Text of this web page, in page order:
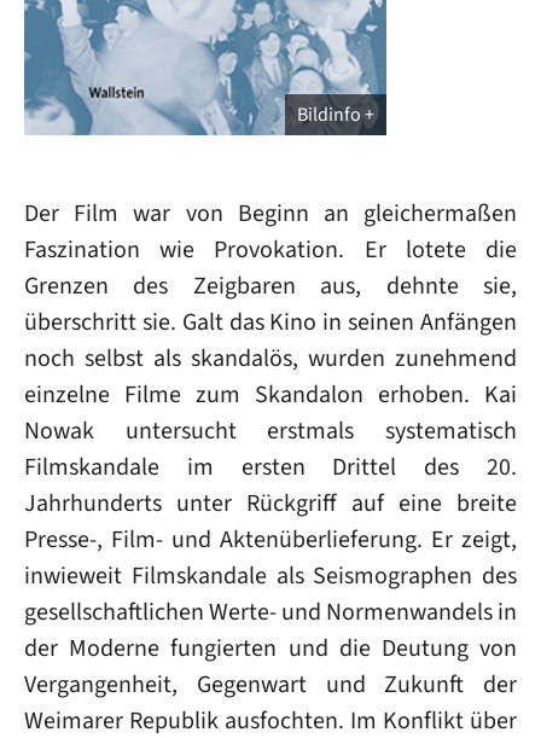
Bildinfo
Der Film war von Beginn an gleichermaßen
Faszination wie Provokation. Er lotete die
Grenzen des Zeigbaren aus, dehnte sie,
überschritt sie. Galt das Kino in seinen Anfängen
noch selbst als skandalös, wurden zunehmend
einzelne Filme zum Skandalon erhoben. Kai
Nowak untersucht erstmals systematisch
Filmskandale im ersten Drittel des 20.
Jahrhunderts unter Rückgriff auf eine breite
Presse-, Film- und Aktenüberlieferung. Er zeigt,
inwieweit Filmskandale als Seismographen des
gesellschaftlichen Werte- und Normenwandels in
der Moderne fungierten und die Deutung von
Vergangenheit, Gegenwart und Zukunft der
Weimarer Republik ausfochten. Im Konflikt über